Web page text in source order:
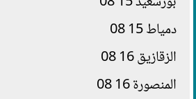
دمياط 15 08
الزقازيق 16 08
المنصورة 16 08